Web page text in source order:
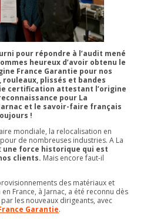
pour répondre à l’audit mené
heureux d’avoir obtenu le
France Garantie pour nos
plissés et bandes
certification attestant l’origine
pour La
et le savoir-faire français
!
mondiale, la relocalisation en
de nombreuses industries. A La
une force historique qui est
clients. Mais encore faut-il
des matériaux et
France, à Jarnac, a été reconnu dès
par les nouveaux dirigeants, avec
Garantie.